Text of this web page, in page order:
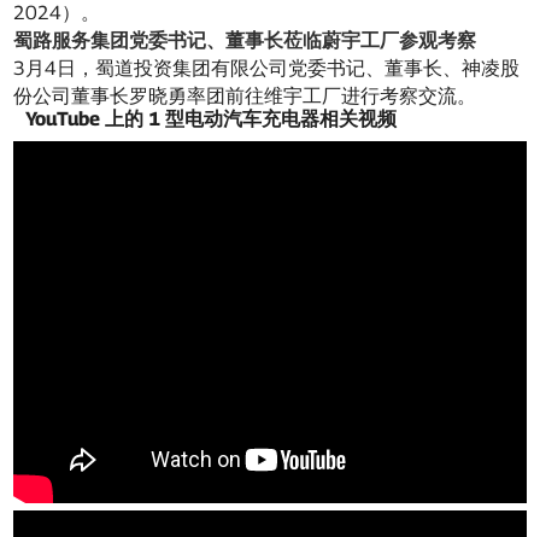
2024）。
蜀路服务集团党委书记、董事长莅临蔚宇工厂参观考察
3月4日，蜀道投资集团有限公司党委书记、董事长、神凌股
份公司董事长罗晓勇率团前往维宇工厂进行考察交流。
YouTube 上的 1 型电动汽车充电器相关视频